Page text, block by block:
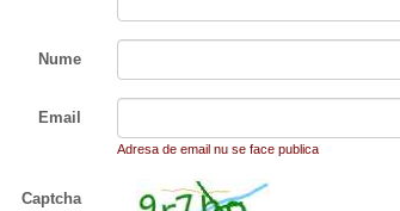
Nume
Email
Adresa de email nu se face publica
Captcha